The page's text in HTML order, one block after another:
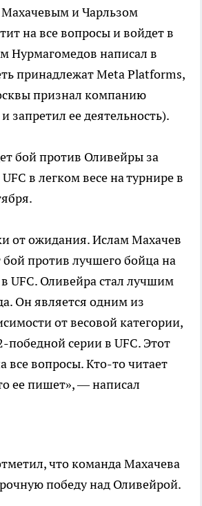
и Чарльзом
на все вопросы и войдет в
Нурмагомедов написал в
принадлежат Meta Platforms,
признал компанию
запретил ее деятельность).
бой против Оливейры за
в легком весе на турнире в
от ожидания. Ислам Махачев
бой против лучшего бойца на
UFC. Оливейра стал лучшим
Он является одним из
от весовой категории,
победной серии в UFC. Этот
все вопросы. Кто-то читает
ее пишет», — написал
что команда Махачева
победу над Оливейрой.